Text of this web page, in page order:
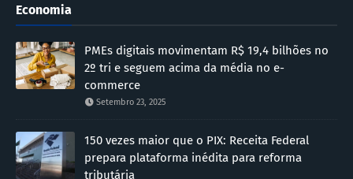
Economia
PMEs digitais movimentam R$ 19,4 bilhões no
2º tri e seguem acima da média no e-
commerce
Setembro 23, 2025
150 vezes maior que o PIX: Receita Federal
prepara plataforma inédita para reforma
tributária